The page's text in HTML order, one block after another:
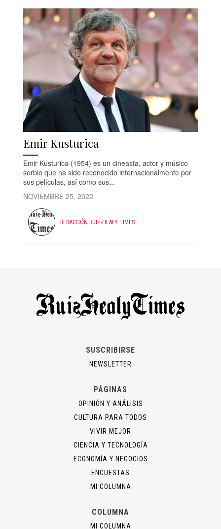
Emir Kusturica
Emir Kusturica (1954) es un cineasta, actor y músico
serbio que ha sido reconocido internacionalmente por
sus películas, así como sus...
NOVIEMBRE 25, 2022
REDACCIÓN RUIZ-HEALY TIMES
SUSCRIBIRSE
NEWSLETTER
PÁGINAS
OPINIÓN Y ANÁLISIS
CULTURA PARA TODOS
VIVIR MEJOR
CIENCIA Y TECNOLOGÍA
ECONOMÍA Y NEGOCIOS
ENCUESTAS
MI COLUMNA
COLUMNA
MI COLUMNA